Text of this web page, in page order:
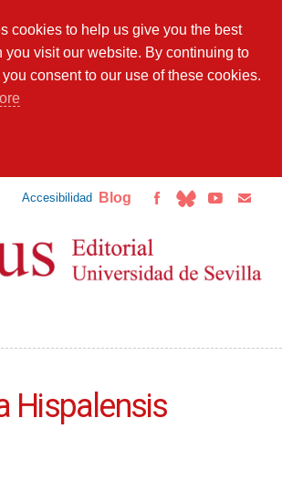
main
content
cookies to help us give you the best
you visit our website. By continuing to
consent to our use of these cookies.
Accesibilidad Blog
Hispalensis